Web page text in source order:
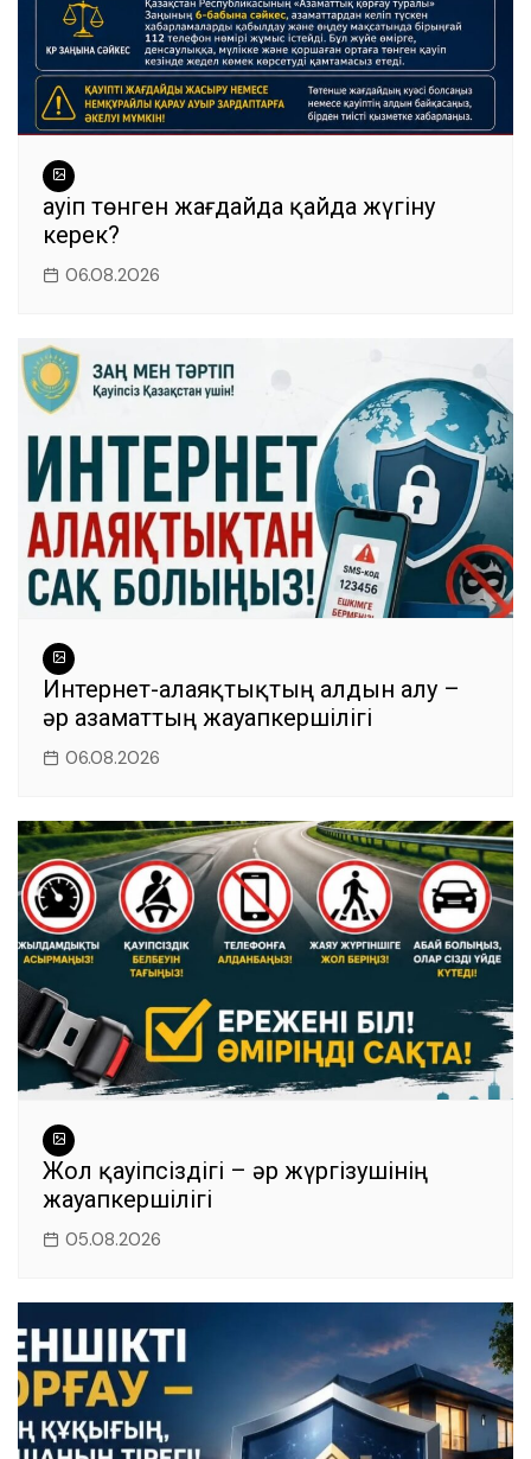
Қауіп төнген жағдайда қайда жүгіну
керек?
06.08.2026
Интернет-алаяқтықтың алдын алу –
әр азаматтың жауапкершілігі
06.08.2026
Жол қауіпсіздігі – әр жүргізушінің
жауапкершілігі
05.08.2026